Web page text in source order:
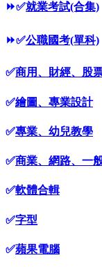
⏩✅就業考試(合集)
⏩✅公職國考(單科)
✅商用、財經、股
✅繪圖、專業設計
✅專業、幼兒教學
✅商業、網路、一
✅軟體合輯
✅字型
✅蘋果電腦